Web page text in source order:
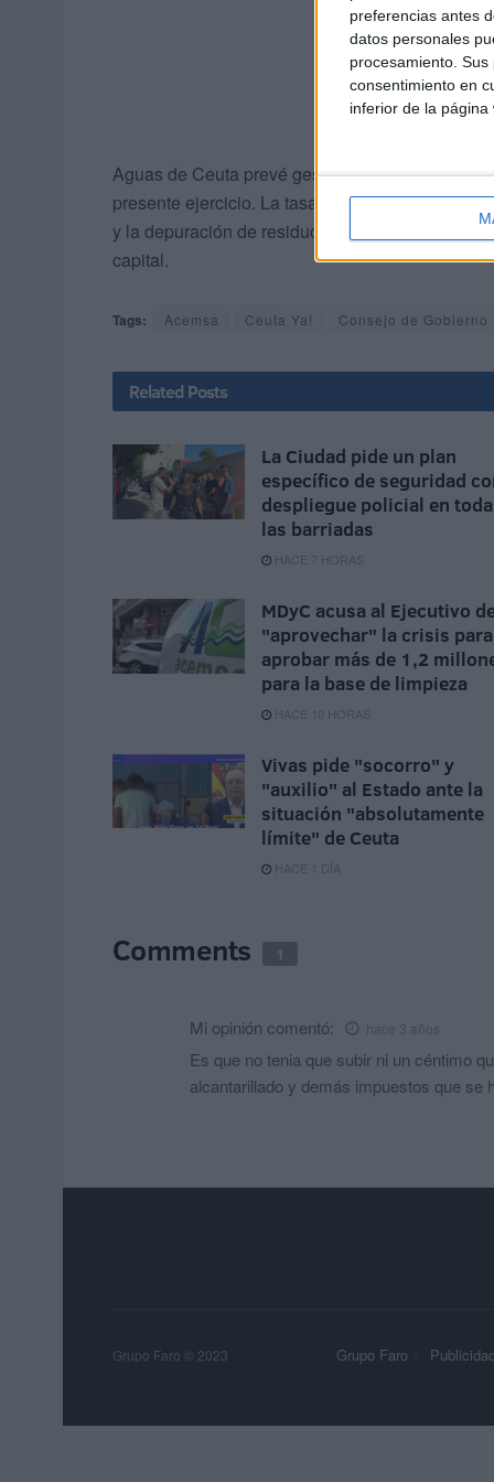
preferencias antes
datos personales
procesamiento.
consentimiento en
inferior de la página
Aguas de Ceuta prevé gestionar en 2024 un
presente ejercicio. La tasa de suministro de
y la depuración de residuos, 1,5. De la Ciudad
capital.
Tags: Acemsa Ceuta Ya! Consejo de Gobierno
Related Posts
La Ciudad pide un plan
específico de seguridad
despliegue policial en
las barriadas
HACE 7 HORAS
MDyC acusa al Ejecutivo
"aprovechar" la crisis para
aprobar más de 1,2
para la base de limpieza
HACE 10 HORAS
Vivas pide "socorro" y
"auxilio" al Estado ante la
situación "absolutamente
límite" de Ceuta
HACE 1 DÍA
Comments 1
Mi opinión comentó: hace 3 años
Es que no tenia que subir ni un céntimo
alcantarillado y demás impuestos que se
Grupo Faro Publicidad
Grupo Faro © 2023